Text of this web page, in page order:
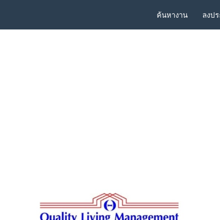
ค้นหางาน ลงป